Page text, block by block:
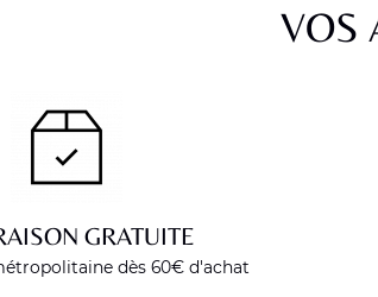
VOS
GRATUITE
dès 60€ d'achat